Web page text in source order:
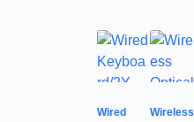
Wired
Wireless